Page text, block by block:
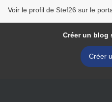
Voir le profil de Stef26 sur le
Créer un blog
Créer